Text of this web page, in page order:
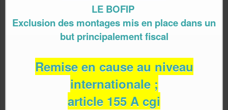
LE BOFIP
Exclusion des montages mis en place dans un
but principalement fiscal
Remise en cause au niveau
internationale ;
article 155 A cgi